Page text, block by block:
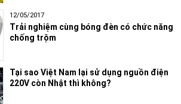
12/05/2017
Trải nghiệm cùng bóng đèn có chức năng
chống trộm
Tại sao Việt Nam lại sử dụng nguồn điện
220V còn Nhật thì không?